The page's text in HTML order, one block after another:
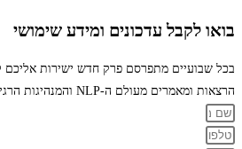
בואו לקבל עדכונים ומידע שימושי
בכל שבועיים מתפרסם פרק חדש ישירות אליכם
הרצאות ומאמרים מעולם ה-NLP והמנהיגות הרגישה.